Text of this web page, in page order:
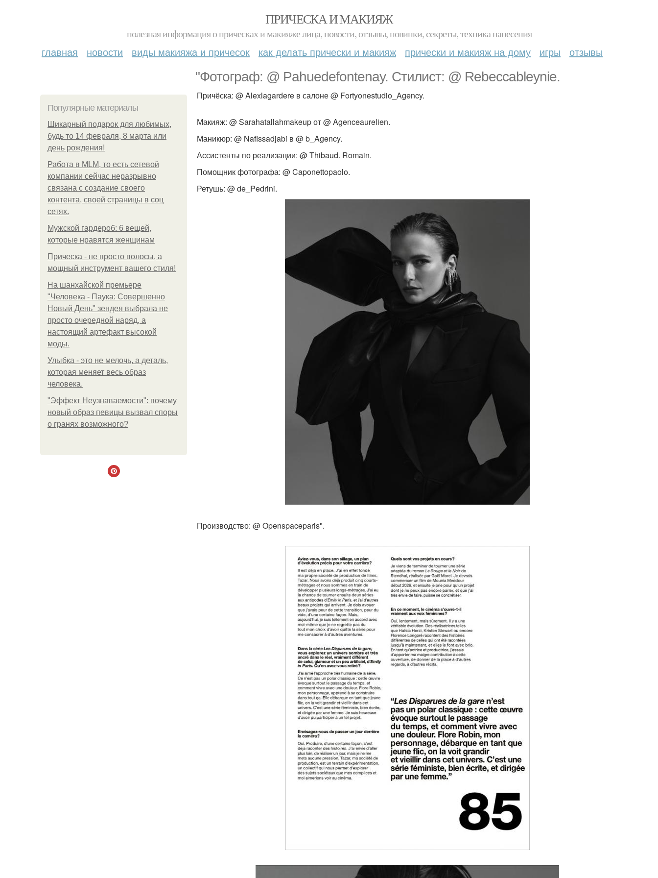
ПРИЧЕСКА И МАКИЯЖ
полезная информация о прическах и макияже лица, новости, отзывы, новинки, секреты, техника нанесения
главная новости виды макияжа и причесок как делать прически и макияж прически и макияж на дому игры отзывы
"Фотограф: @ Pahuedefontenay. Стилист: @ Rebeccableynie.
Популярные материалы
Шикарный подарок для любимых,
будь то 14 февраля, 8 марта или
день рождения!
Работа в MLM, то есть сетевой
компании сейчас неразрывно
связана с создание своего
контента, своей страницы в соц
сетях.
Мужской гардероб: 6 вещей,
которые нравятся женщинам
Прическа - не просто волосы, а
мощный инструмент вашего стиля!
На шанхайской премьере
"Человека - Паука: Совершенно
Новый День" зендея выбрала не
просто очередной наряд, а
настоящий артефакт высокой
моды.
Улыбка - это не мелочь, а деталь,
которая меняет весь образ
человека.
"Эффект Неузнаваемости": почему
новый образ певицы вызвал споры
о гранях возможного?
Причёска: @ Alexlagardere в салоне @ Fortyonestudio_Agency.
Макияж: @ Sarahatallahmakeup от @ Agenceaurelien.
Маникюр: @ Nafissadjabi в @ b_Agency.
Ассистенты по реализации: @ Thibaud. Romain.
Помощник фотографа: @ Caponettopaolo.
Ретушь: @ de_Pedrini.
Производство: @ Openspaceparis".